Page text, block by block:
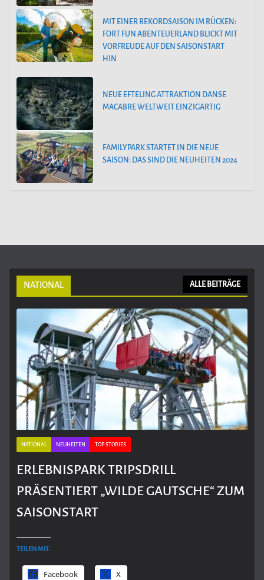
MIT EINER REKORDSAISON IM RÜCKEN:
FORT FUN ABENTEUERLAND BLICKT MIT
VORFREUDE AUF DEN SAISONSTART
HIN
NEUE EFTELING ATTRAKTION DANSE
MACABRE WELTWEIT EINZIGARTIG
FAMILYPARK STARTET IN DIE NEUE
SAISON: DAS SIND DIE NEUHEITEN 2024
NATIONAL ALLE BEITRÄGE
NATIONAL NEUHEITEN TOP STORIES
ERLEBNISPARK TRIPSDRILL
PRÄSENTIERT „WILDE GAUTSCHE“ ZUM
SAISONSTART
TEILEN MIT:
Facebook X